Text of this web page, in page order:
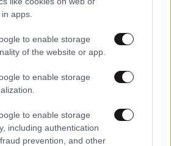
apps.
to enable storage
of the website or app.
to enable storage
to enable storage
including authentication
prevention, and other
κτίριο που χτίζει ο
Terafab και θα κοστίσει 16,8